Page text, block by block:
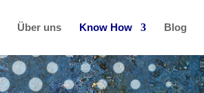
Über uns Know How Blog